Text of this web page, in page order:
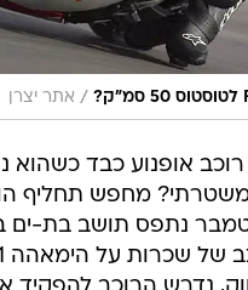
/ אתר יצרן
אופנוע כבד כשהוא
מחפש תחליף